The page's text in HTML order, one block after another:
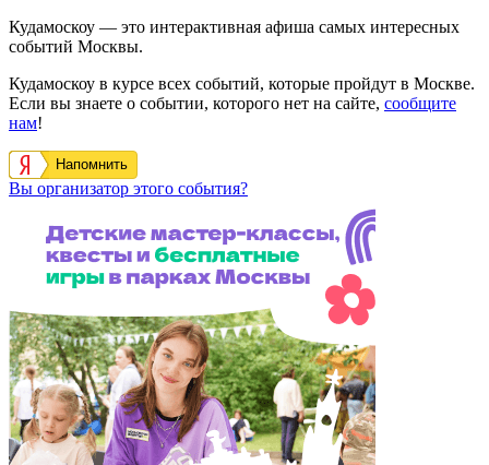
Кудамоскоу — это интерактивная афиша самых интересных
событий Москвы.
Кудамоскоу в курсе всех событий, которые пройдут в Москве.
Если вы знаете о событии, которого нет на сайте, сообщите
нам!
Напомнить
Вы организатор этого события?